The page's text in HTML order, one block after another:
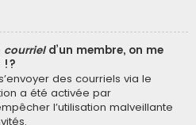
courrield’un membre, on me
!?
des courriels via le
a été activée par
l’utilisation malveillante